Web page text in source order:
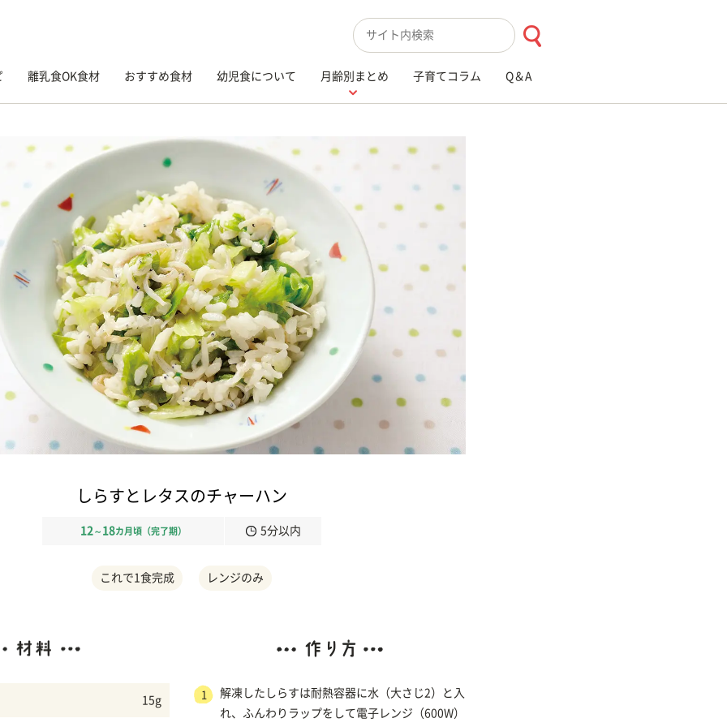
検索キーワード入力
離乳食OK食材 おすすめ食材 幼児食について 月齢別まとめ 子育てコラム Q＆A
しらすとレタスのチャーハン
12 ～ 18カ月頃（完了期） 5分以内
これで1食完成 レンジのみ
15g 1
解凍したしらすは耐熱容器に水（大さじ2）と入
れ、ふんわりラップをして電子レンジ（600W）